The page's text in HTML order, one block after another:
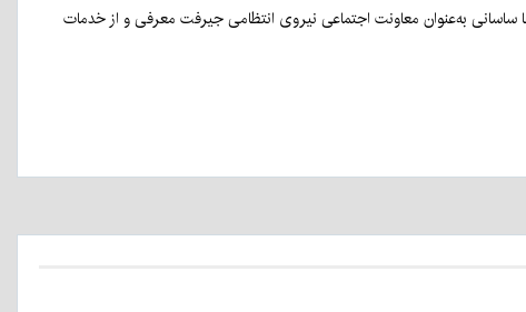
به‌عنوان معاونت اجتماعی نیروی انتظامی جیرفت معرفی و از خدمات